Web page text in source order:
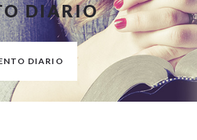
DIARIO
DIARIO